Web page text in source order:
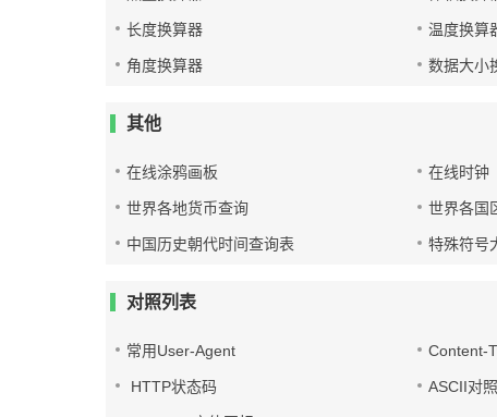
长度换算器 温度换算
角度换算器 数据大小
其他
在线涂鸦画板 在线时钟
世界各地货币查询 世界各国
中国历史朝代时间查询表 特殊符号
对照列表
常用User-Agent Content-
HTTP状态码 ASCII对